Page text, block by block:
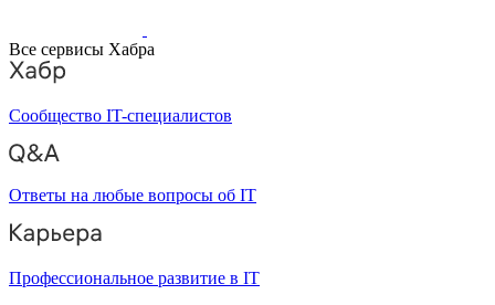
Все сервисы Хабра
Сообщество IT-специалистов
Ответы на любые вопросы об IT
Профессиональное развитие в IT